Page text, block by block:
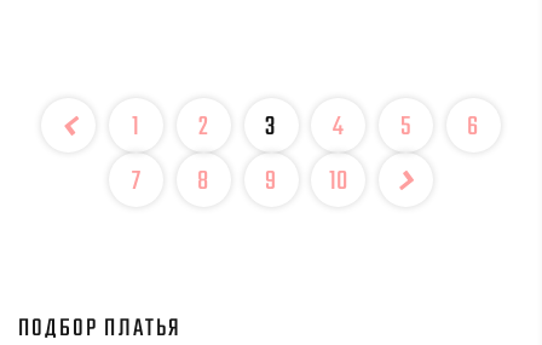
1 2 3 4 5
6
7
8 9 10
ПОДБОР ПЛАТЬЯ